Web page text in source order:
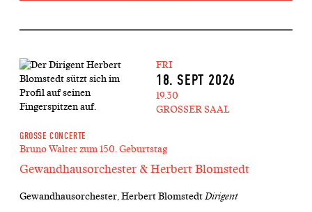
FRI
18. SEPT 2026
19.30
GROSSER SAAL
GROSSE CONCERTE
Bruno Walter zum 150. Geburtstag
Gewandhausorchester & Herbert Blomstedt
Gewandhausorchester, Herbert BlomstedtDirigent